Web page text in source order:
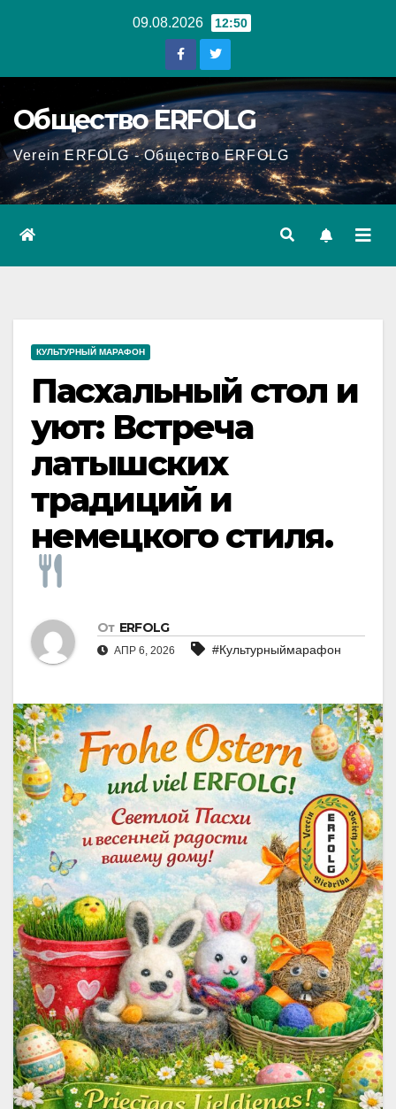
09.08.2026 12:50
Общество ERFOLG
Verein ERFOLG - Общество ERFOLG
КУЛЬТУРНЫЙ МАРАФОН
Пасхальный стол и
уют: Встреча
латышских
традиций и
немецкого стиля.
От ERFOLG
АПР 6, 2026 #Культурныймарафон